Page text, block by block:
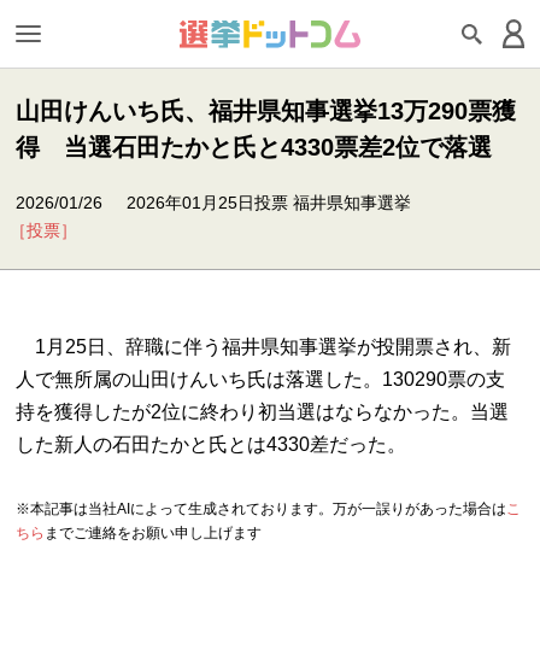
山田けんいち氏、福井県知事選挙13万290票獲
得 当選石田たかと氏と4330票差2位で落選
2026/01/26
［投票］
2026年01月25日投票 福井県知事選挙
1月25日、辞職に伴う福井県知事選挙が投開票され、新
人で無所属の山田けんいち氏は落選した。130290票の支
持を獲得したが2位に終わり初当選はならなかった。当選
した新人の石田たかと氏とは4330差だった。
※本記事は当社AIによって生成されております。万が一誤りがあった場合はこ
ちら までご連絡をお願い申し上げます